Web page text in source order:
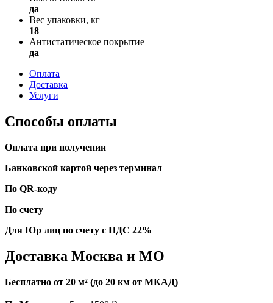
да
Вес упаковки, кг
18
Антистатическое покрытие
да
Оплата
Доставка
Услуги
Способы оплаты
Оплата при получении
Банковской картой через терминал
По QR-коду
По счету
Для Юр лиц по счету с НДС 22%
Доставка Москва и МО
Бесплатно от 20 м² (до 20 км от МКАД)